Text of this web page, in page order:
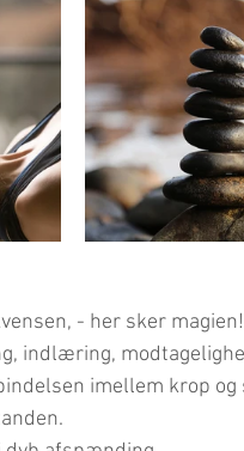
- her sker magien!
indlæring,
imellem krop og